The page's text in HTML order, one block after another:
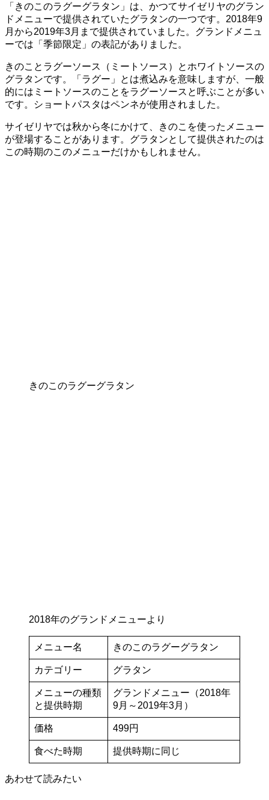
「きのこのラグーグラタン」は、かつてサイゼリヤのグラン
ドメニューで提供されていたグラタンの一つです。2018年9
月から2019年3月まで提供されていました。グランドメニュ
ーでは「季節限定」の表記がありました。
きのことラグーソース（ミートソース）とホワイトソースの
グラタンです。「ラグー」とは煮込みを意味しますが、一般
的にはミートソースのことをラグーソースと呼ぶことが多い
です。ショートパスタはペンネが使用されました。
サイゼリヤでは秋から冬にかけて、きのこを使ったメニュー
が登場することがあります。グラタンとして提供されたのは
この時期のこのメニューだけかもしれません。
きのこのラグーグラタン
2018年のグランドメニューより
メニュー名 きのこのラグーグラタン
カテゴリー グラタン
メニューの種類
と提供時期
グランドメニュー（2018年
9月～2019年3月）
価格 499円
食べた時期 提供時期に同じ
あわせて読みたい